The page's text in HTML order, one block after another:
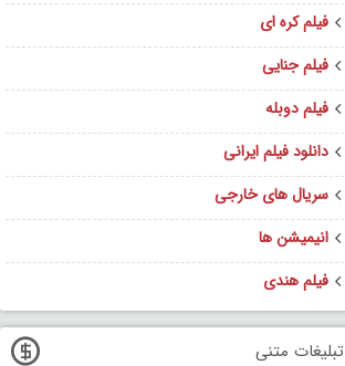
فیلم کره ای
فیلم جنایی
فیلم دوبله
دانلود فیلم ایرانی
سریال های خارجی
انیمیشن ها
فیلم هندی
تبلیغات متنی